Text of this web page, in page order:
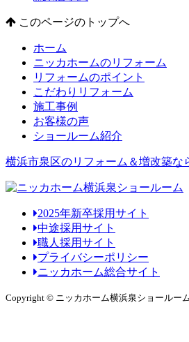
このページのトップへ
ホーム
ニッカホームのリフォーム
リフォームのポイント
こだわりリフォーム
施工事例
お客様の声
ショールーム紹介
横浜市泉区のリフォーム＆増改築な
2025年新卒採用サイト
中途採用サイト
職人採用サイト
プライバシーポリシー
ニッカホーム総合サイト
Copyright © ニッカホーム横浜泉ショールー